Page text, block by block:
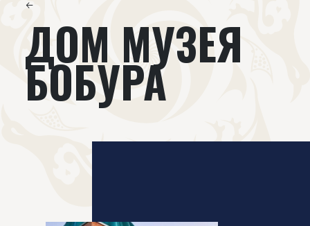
Авторы Всемирное общество
←
ДОМ МУЗЕЯ
БОБУРА